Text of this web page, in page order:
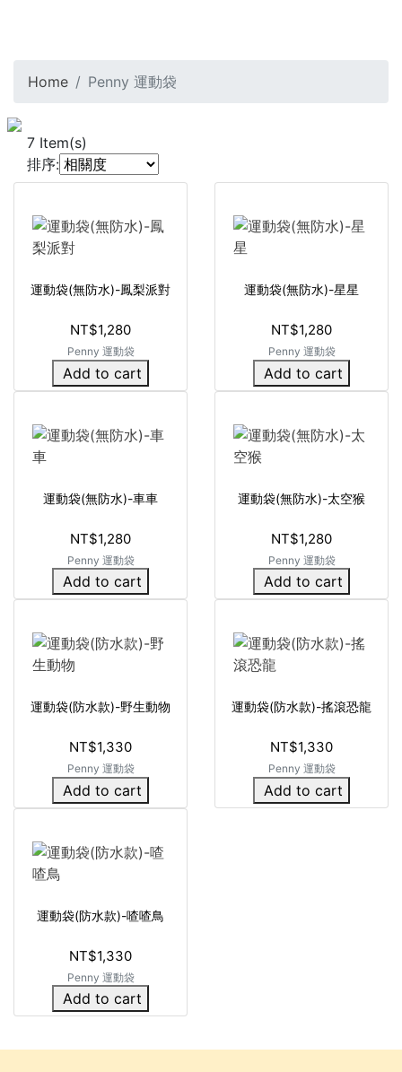
Home Penny 運動袋
7 Item(s)
排序:
運動袋(無防水)-鳳梨派對
NT$1,280
Penny 運動袋
Add to cart
運動袋(無防水)-星星
NT$1,280
Penny 運動袋
Add to cart
運動袋(無防水)-車車
NT$1,280
Penny 運動袋
Add to cart
運動袋(無防水)-太空猴
NT$1,280
Penny 運動袋
Add to cart
運動袋(防水款)-野生動物
NT$1,330
Penny 運動袋
Add to cart
運動袋(防水款)-搖滾恐龍
NT$1,330
Penny 運動袋
Add to cart
運動袋(防水款)-喳喳鳥
NT$1,330
Penny 運動袋
Add to cart